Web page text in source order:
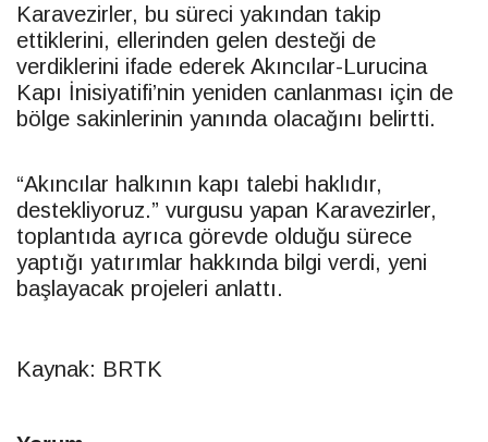
Karavezirler, bu süreci yakından takip
ettiklerini, ellerinden gelen desteği de
verdiklerini ifade ederek Akıncılar-Lurucina
Kapı İnisiyatifi’nin yeniden canlanması için de
bölge sakinlerinin yanında olacağını belirtti.
“Akıncılar halkının kapı talebi haklıdır,
destekliyoruz.” vurgusu yapan Karavezirler,
toplantıda ayrıca görevde olduğu sürece
yaptığı yatırımlar hakkında bilgi verdi, yeni
başlayacak projeleri anlattı.
Kaynak: BRTK